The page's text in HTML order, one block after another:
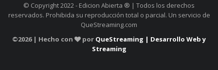
© Copyright 2022 - Edicion Abierta ® | Todos los derechos
reservados. Prohibida su reproducción total o parcial. Un servicio de
QueStreaming.com
©2026 | Hecho con por QueStreaming | Desarrollo Web y
Streaming